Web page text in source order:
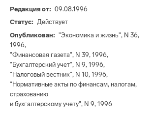
Редакция от
09.08.1996
Статус
Действует
Опубликован
"Экономика и жизнь", N 36,
1996,
"Финансовая газета", N 39, 1996,
"Бухгалтерский учет", N 9, 1996,
"Налоговый вестник", N 10, 1996,
"Нормативные акты по финансам, налогам,
страхованию
и бухгалтерскому учету", N 9, 1996